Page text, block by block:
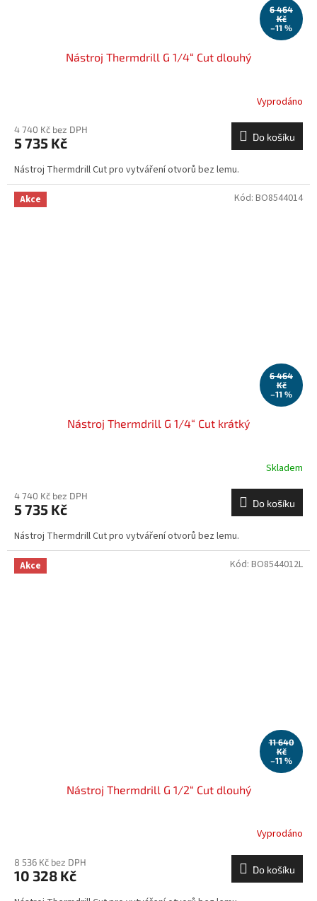
6 464
Kč
–11 %
Nástroj Thermdrill G 1/4“ Cut dlouhý
Vyprodáno
4 740 Kč bez DPH
5 735 Kč Do košíku
Nástroj Thermdrill Cut pro vytváření otvorů bez lemu.
Akce
6 464
Kč
–11 %
Nástroj Thermdrill G 1/4“ Cut krátký
Skladem
4 740 Kč bez DPH
5 735 Kč Do košíku
Nástroj Thermdrill Cut pro vytváření otvorů bez lemu.
Kód: BO8544014
Akce
11 640
Kč
–11 %
Nástroj Thermdrill G 1/2“ Cut dlouhý
Vyprodáno
8 536 Kč bez DPH
10 328 Kč Do košíku
Kód: BO8544012L